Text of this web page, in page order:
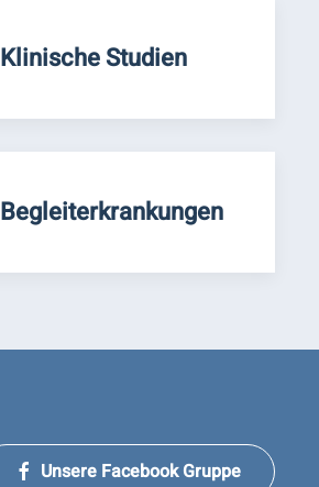
Klinische Studien
Begleiterkrankungen
Unsere Facebook Gruppe